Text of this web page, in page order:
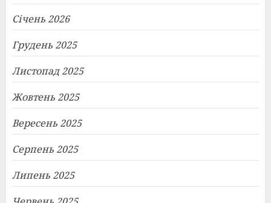
Січень 2026
Грудень 2025
Листопад 2025
Жовтень 2025
Вересень 2025
Серпень 2025
Липень 2025